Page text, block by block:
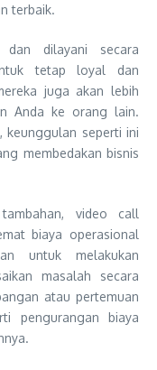
terbaik.
dan dilayani secara
tetap loyal dan
juga akan lebih
Anda ke orang lain.
keunggulan seperti ini
membedakan bisnis
video call
biaya operasional
untuk melakukan
masalah secara
atau pertemuan
pengurangan biaya